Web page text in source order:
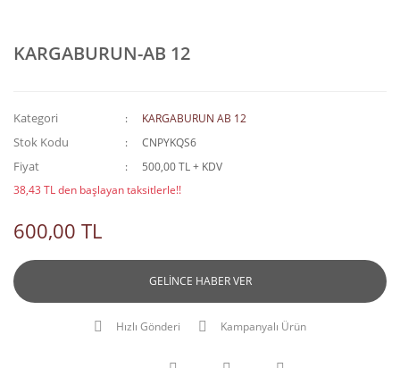
KARGABURUN-AB 12
Kategori KARGABURUN AB 12
Stok Kodu CNPYKQS6
Fiyat
500,00 TL + KDV
38,43 TL den başlayan taksitlerle!!
600,00 TL
GELİNCE HABER VER
Hızlı Gönderi Kampanyalı Ürün